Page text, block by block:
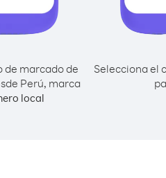
de marcado de
Perú, marca
local
Selecciona el